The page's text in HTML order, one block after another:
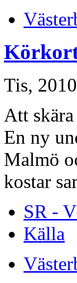
Tis,
Att
En ny
Malmö
kostar
SR -
Källa